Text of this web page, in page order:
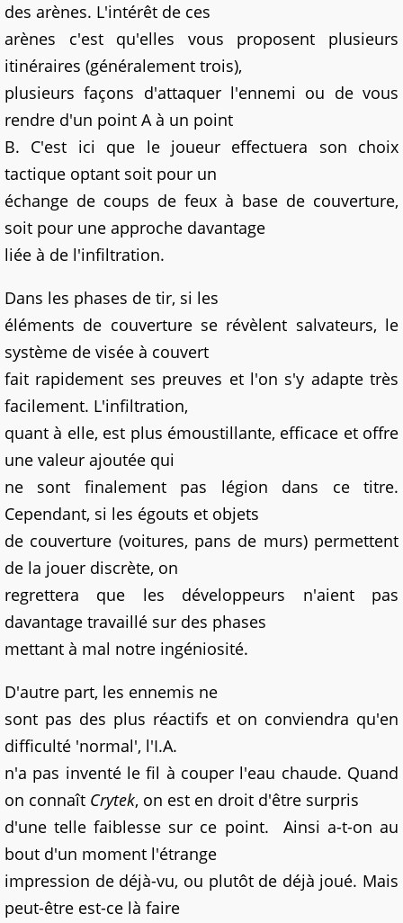
des arènes. L'intérêt de ces
arènes c'est qu'elles vous proposent plusieurs
itinéraires (généralement trois),
plusieurs façons d'attaquer l'ennemi ou de vous
rendre d'un point A à un point
B. C'est ici que le joueur effectuera son choix
tactique optant soit pour un
échange de coups de feux à base de couverture,
soit pour une approche davantage
liée à de l'infiltration.
Dans les phases de tir, si les
éléments de couverture se révèlent salvateurs, le
système de visée à couvert
fait rapidement ses preuves et l'on s'y adapte très
facilement. L'infiltration,
quant à elle, est plus émoustillante, efficace et offre
une valeur ajoutée qui
ne sont finalement pas légion dans ce titre.
Cependant, si les égouts et objets
de couverture (voitures, pans de murs) permettent
de la jouer discrète, on
regrettera que les développeurs n'aient pas
davantage travaillé sur des phases
mettant à mal notre ingéniosité.
D'autre part, les ennemis ne
sont pas des plus réactifs et on conviendra qu'en
difficulté 'normal', l'I.A.
n'a pas inventé le fil à couper l'eau chaude. Quand
on connaît Crytek, on est en droit d'être surpris
d'une telle faiblesse sur ce point.
Ainsi a-t-on au
bout d'un moment l'étrange
impression de déjà-vu, ou plutôt de déjà joué. Mais
peut-être est-ce là faire